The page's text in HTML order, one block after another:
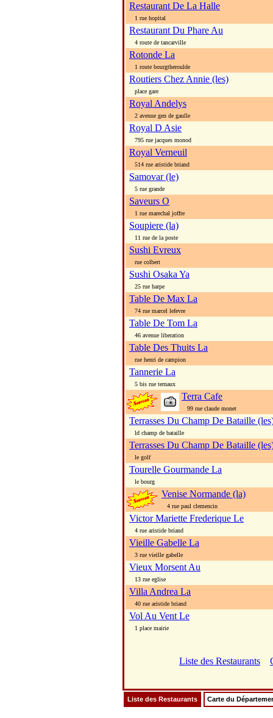
Restaurant De La Halle
1 rue hopital
Restaurant Du Phare Au
4 route de tancarville
Rotonde La
1 route bourgtheroulde
Routiers Chez Annie (les)
place gare
Royal Andelys
2 avenue gen de gaulle
Royal D Asie
795 rue jacques monod
Royal Verneuil
514 rue aristide briand
Samovar (le)
5 rue grande
Saveurs O
1 rue marechal joffre
Soupiere (la)
11 rue de la poste
Sushi Evreux
rue colbert
Sushi Osaka Ya
25 rue harpe
Table De Max La
74 rue marcel lefevre
Table De Tom La
46 avenue liberation
Table Des Thuits La
rue henri de campion
Tannerie La
5 bis rue ternaux
Terra Cafe
99 rue claude monet
Terrasses Du Champ De Bataille
ld champ de bataille
Terrasses Du Champ De Bataille
le golf
Tourelle Gourmande La
le bourg
Venise Normande (la)
4 rue paul clemencin
Victor Mariette Frederique Le
4 rue aristide briand
Vieille Gabelle La
3 rue vieille gabelle
Vieux Morsent Au
13 rue eglise
Villa Andrea La
40 rue aristide briand
Vol Au Vent Le
1 place mairie
Liste des Restaurants
Liste des Restaurants Carte du